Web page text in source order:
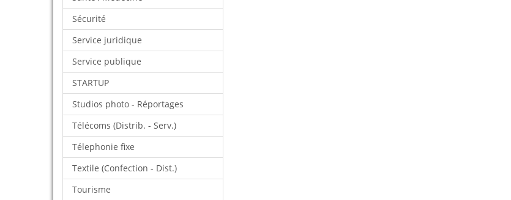
Sécurité
Service juridique
Service publique
STARTUP
Studios photo - Réportages
Télécoms (Distrib. - Serv.)
Télephonie fixe
Textile (Confection - Dist.)
Tourisme